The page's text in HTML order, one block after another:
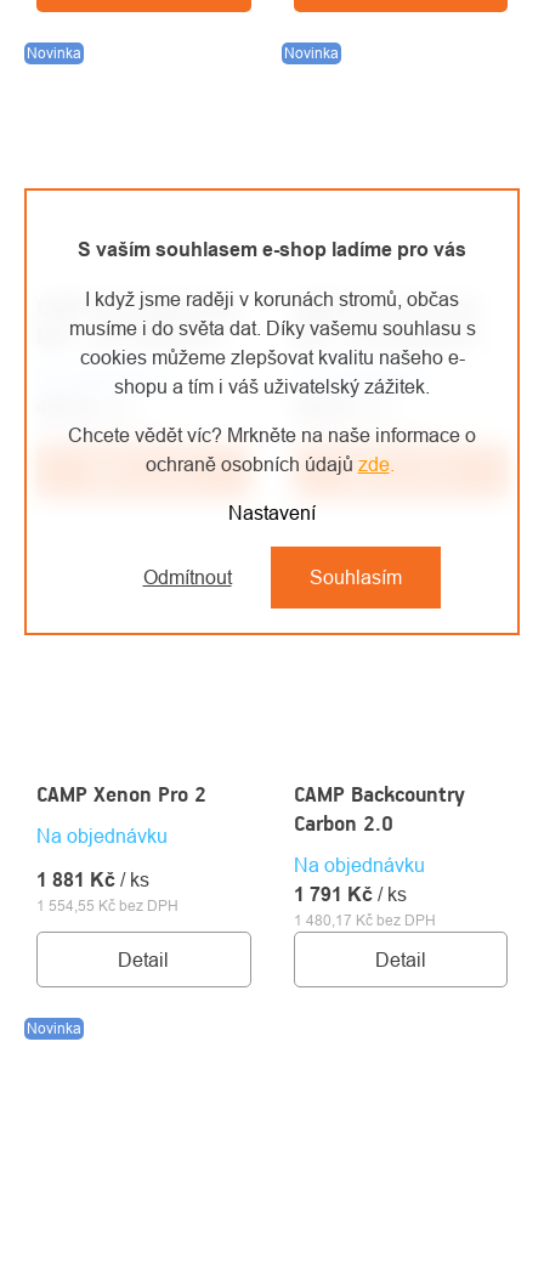
S vaším souhlasem e-shop ladíme pro vás
I když jsme raději v korunách stromů, občas
musíme i do světa dat. Díky vašemu souhlasu s
cookies můžeme zlepšovat kvalitu našeho e-
shopu a tím i váš uživatelský zážitek.
Chcete vědět víc? Mrkněte na naše informace o
ochraně osobních údajů zde.
Nastavení
Odmítnout Souhlasím
Novinka
CAMP Sky Carbon Plus
Mid - Low Segments
Na objednávku
409,09 Kč bez DPH
Do košíku
Novinka
CAMP Sonic Alu Plus
Mid - Low Segments
Na objednávku
334,71 Kč bez DPH
Do košíku
CAMP Xenon Pro 2
Na objednávku
1 554,55 Kč bez DPH
1 881 Kč / ks
Detail
CAMP Backcountry
Carbon 2.0
Na objednávku
1 480,17 Kč bez DPH
1 791 Kč / ks
Detail
Novinka